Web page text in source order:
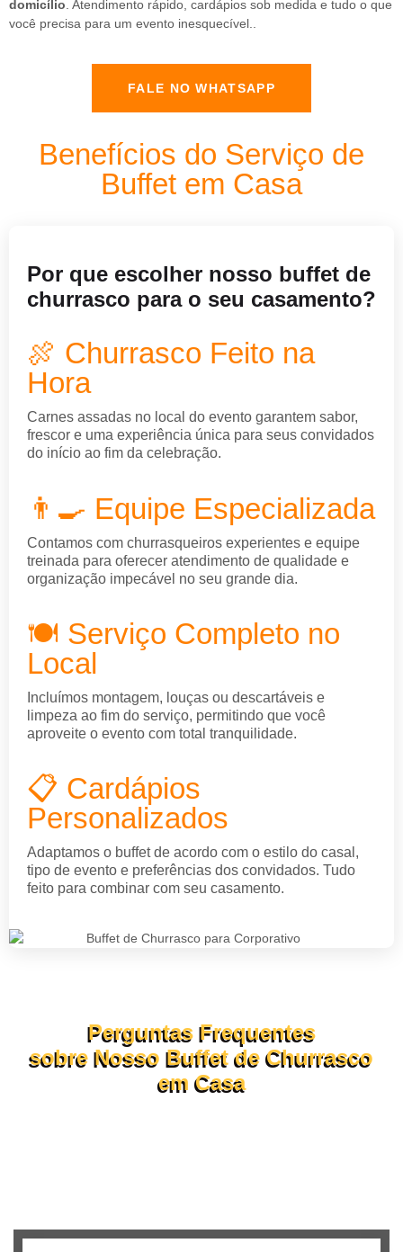
domicílio . Atendimento rápido, cardápios sob medida e tudo o que
você precisa para um evento inesquecível..
FALE NO WHATSAPP
Benefícios do Serviço de
Buffet em Casa
Por que escolher nosso buffet de
churrasco para o seu casamento?
🍖 Churrasco Feito na
Hora
Carnes assadas no local do evento garantem sabor,
frescor e uma experiência única para seus convidados
do início ao fim da celebração.
👨‍🍳 Equipe Especializada
Contamos com churrasqueiros experientes e equipe
treinada para oferecer atendimento de qualidade e
organização impecável no seu grande dia.
🍽️ Serviço Completo no
Local
Incluímos montagem, louças ou descartáveis e
limpeza ao fim do serviço, permitindo que você
aproveite o evento com total tranquilidade.
📋 Cardápios
Personalizados
Adaptamos o buffet de acordo com o estilo do casal,
tipo de evento e preferências dos convidados. Tudo
feito para combinar com seu casamento.
Perguntas Frequentes
sobre Nosso Buffet de Churrasco
em Casa